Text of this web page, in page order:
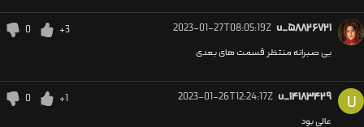
u_۵۸۸۲۶۷۲۱ 2023-01-27T08:05:19Z
+3
0
بی صبرانه منتظر قسمت های بعدی
U u_۱۴۱۸۳۴۲۹ 2023-01-26T12:24:17Z
+1
0
عالی بود